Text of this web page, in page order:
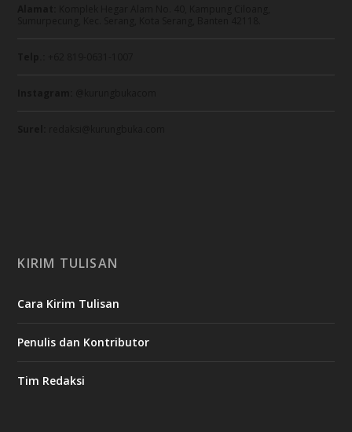
KIRIM TULISAN
Cara Kirim Tulisan
Penulis dan Kontributor
Tim Redaksi